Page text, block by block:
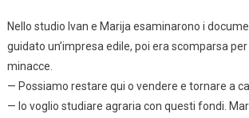
Nello studio Ivan e Marija esaminarono i
guidato un’impresa edile, poi era scomparsa
minacce.
— Possiamo restare qui o vendere e tornare a
— Io voglio studiare agraria con questi fondi.